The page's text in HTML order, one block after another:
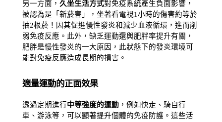
另一方面， 久坐生活方式對免疫系統產生負面影響，
被認為是「新菸害」，坐著看電視1小時的傷害約等於
抽2根菸！因其促進慢性發炎和減少血液循環，進而削
弱免疫反應。此外，缺乏運動還與肥胖率提升有關，
肥胖是慢性發炎的一大原因，此狀態下的發炎環境可
能對免疫反應造成長期的損害。
適量運動的正面效果
透過定期進行中等強度的運動 ，例如快走、騎自行
車、游泳等，可以顯著提升個體的免疫防護。這些活